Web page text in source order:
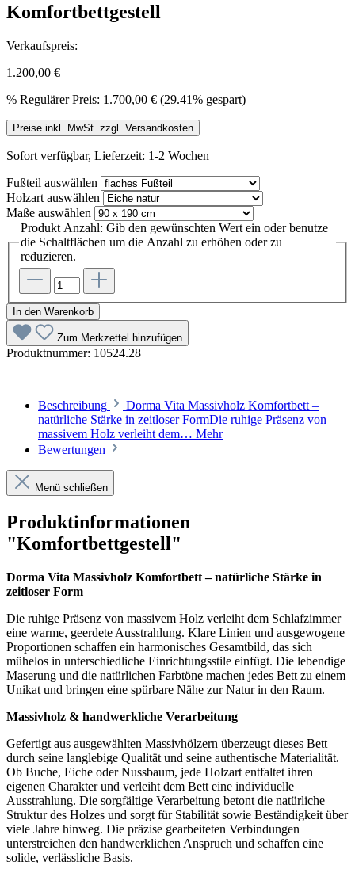
Komfortbettgestell
Verkaufspreis:
1.200,00 €
% Regulärer Preis: 1.700,00 € (29.41% gespart)
Preise inkl. MwSt. zzgl. Versandkosten
Sofort verfügbar, Lieferzeit: 1-2 Wochen
Fußteil auswählen
Holzart auswählen
Maße auswählen
Produkt Anzahl: Gib den gewünschten Wert ein oder benutze
die Schaltflächen um die Anzahl zu erhöhen oder zu
reduzieren.
In den Warenkorb
Zum Merkzettel hinzufügen
Produktnummer: 10524.28
Beschreibung
Dorma Vita Massivholz Komfortbett –
natürliche Stärke in zeitloser FormDie ruhige Präsenz von
massivem Holz verleiht dem… Mehr
Bewertungen
Menü schließen
Produktinformationen
"Komfortbettgestell"
Dorma Vita Massivholz Komfortbett – natürliche Stärke in
zeitloser Form
Die ruhige Präsenz von massivem Holz verleiht dem Schlafzimmer
eine warme, geerdete Ausstrahlung. Klare Linien und ausgewogene
Proportionen schaffen ein harmonisches Gesamtbild, das sich
mühelos in unterschiedliche Einrichtungsstile einfügt. Die lebendige
Maserung und die natürlichen Farbtöne machen jedes Bett zu einem
Unikat und bringen eine spürbare Nähe zur Natur in den Raum.
Massivholz & handwerkliche Verarbeitung
Gefertigt aus ausgewählten Massivhölzern überzeugt dieses Bett
durch seine langlebige Qualität und seine authentische Materialität.
Ob Buche, Eiche oder Nussbaum, jede Holzart entfaltet ihren
eigenen Charakter und verleiht dem Bett eine individuelle
Ausstrahlung. Die sorgfältige Verarbeitung betont die natürliche
Struktur des Holzes und sorgt für Stabilität sowie Beständigkeit über
viele Jahre hinweg. Die präzise gearbeiteten Verbindungen
unterstreichen den handwerklichen Anspruch und schaffen eine
solide, verlässliche Basis.